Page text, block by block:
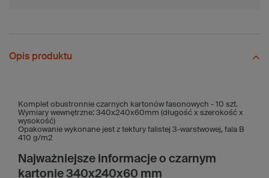
Opis produktu
Komplet obustronnie czarnych kartonów fasonowych - 10 szt.
Wymiary wewnętrzne: 340x240x60mm (długość x szerokość x
wysokość)
Opakowanie wykonane jest z tektury falistej 3-warstwowej, fala B
410 g/m2
Najważniejsze informacje o czarnym
kartonie 340x240x60 mm